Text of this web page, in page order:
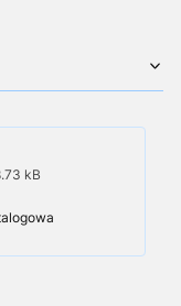
kB